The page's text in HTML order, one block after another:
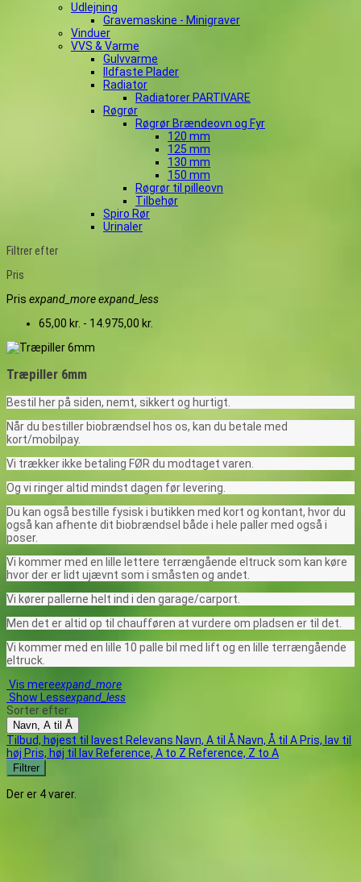
Udlejning
Gravemaskine - Minigraver
Vinduer
VVS & Varme
Gulvvarme
Ildfaste Plader
Radiator
Radiatorer PARTIVARE
Røgrør
Røgrør Brændeovn og Fyr
120 mm
125 mm
130 mm
150 mm
Røgrør til pilleovn
Tilbehør
Spiro Rør
Urinaler
Filtrer efter
Pris
Pris expand_moreexpand_less
65,00 kr. - 14.975,00 kr.
Træpiller 6mm
Bestil her på siden, nemt, sikkert og hurtigt.
Når du bestiller biobrændsel hos os, kan du betale med
kort/mobilpay.
Vi trækker ikke betaling FØR du modtaget varen.
Og vi ringer altid mindst dagen før levering.
Du kan også bestille fysisk i butikken med kort og kontant, hvor du
også kan afhente dit biobrændsel både i hele paller med også i
poser.
Vi kommer med en lille lettere terrængående eltruck som kan køre
hvor der er lidt ujævnt som i småsten og andet.
Vi kører pallerne helt ind i den garage/carport.
Men det er altid op til chaufføren at vurdere om pladsen er til det.
Vi kommer med en lille 10 palle bil med lift og en lille terrængående
eltruck.
Vis mereexpand_more
Show Lessexpand_less
Sorter efter:
Navn, A til Å
Tilbud, højest til lavest Relevans Navn, A til Å Navn, Å til A Pris, lav til
høj Pris, høj til lav Reference, A to Z Reference, Z to A
Filtrer
Der er 4 varer.